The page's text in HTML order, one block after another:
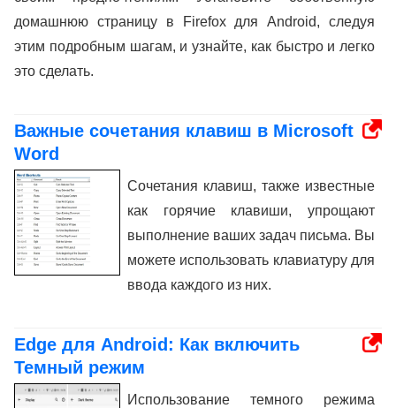
домашнюю страницу в Firefox для Android, следуя
этим подробным шагам, и узнайте, как быстро и легко
это сделать.
Важные сочетания клавиш в Microsoft
Word
Сочетания клавиш, также известные
как горячие клавиши, упрощают
выполнение ваших задач письма. Вы
можете использовать клавиатуру для
ввода каждого из них.
Edge для Android: Как включить
Темный режим
Использование темного режима